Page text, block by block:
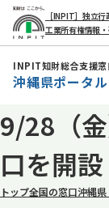
本
文
へ
移
［INPIT］独立行
工業所有権情報
INPIT知財総合支援窓
沖縄県ポータル
9/28（
口を開
トップ全国の窓口沖縄県